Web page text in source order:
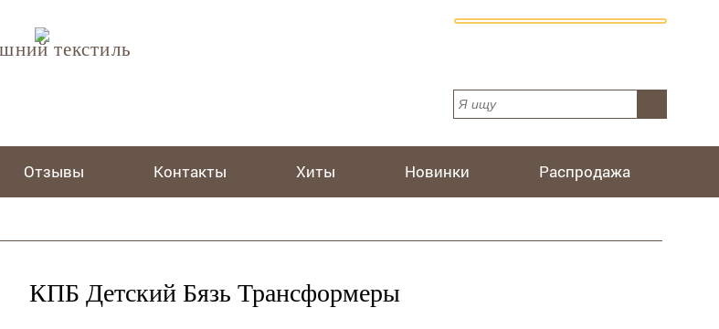
текстиль
Отзывы Контакты Хиты Новинки Распродажа
КПБ Детский Бязь Трансформеры